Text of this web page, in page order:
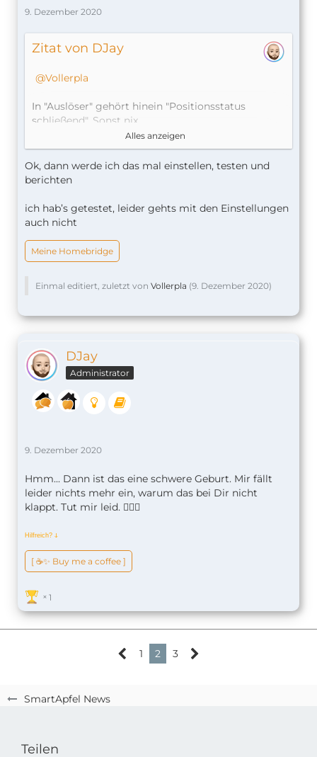
SmartApfel News
9. Dezember 2020
Zitat von DJay
Vollerpla
In "Auslöser" gehört hinein "Positionsstatus
schließend". Sonst nix.
Und in "Bedingung" gehört hinein "Kontakt auf".
Sonst nix.
Alles anzeigen
Ok, dann werde ich das mal einstellen, testen und
berichten
ich hab’s getestet, leider gehts mit den Einstellungen
auch nicht
Meine Homebridge
Einmal editiert, zuletzt von Vollerpla (9. Dezember 2020)
DJay
Administrator
9. Dezember 2020
Hmm... Dann ist das eine schwere Geburt. Mir fällt
leider nichts mehr ein, warum das bei Dir nicht
klappt. Tut mir leid. 🤷🏼‍♂️
Hilfreich? ↆ
[ ☕️✨ Buy me a coffee ]
1
1 2 3
Teilen